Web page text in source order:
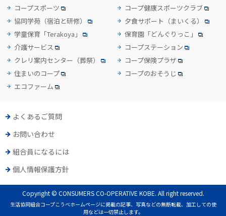
コープスポーツ
コープ健康スポーツクラブ
協同学苑 （宿泊と研修） 夕食サポート （まいくる）
学童保育「Terakoya」
保育園「どんぐりっこ」
介護サービス
コープステーション
クレリ案内センター （葬祭）
コープ保険プラザ
住まいのコープ
コープのおそうじ
エコファーム
よくあるご質問
お問い合わせ
組合員になるには
個人情報保護方針
Copyright © CONSUMERS CO-OPERATIVE KOBE. All right reserved.
生活協同組合コープこうべホームページに掲載の記事、写真などの無断転載、加工しての使
用などは一切禁止します。